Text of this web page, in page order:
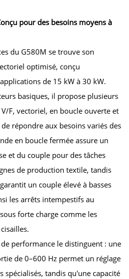
pour des besoins moyens à
du G580M se trouve son
optimisé, conçu
de 15 kW à 30 kW.
basiques, il propose plusieurs
F, vectoriel, en boucle ouverte et
répondre aux besoins variés des
en boucle fermée assure un
et du couple pour des tâches
de production textile, tandis
un couple élevé à basses
les arrêts intempestifs au
forte charge comme les
performance le distinguent : une
de 0–600 Hz permet un réglage
spécialisés, tandis qu'une capacité